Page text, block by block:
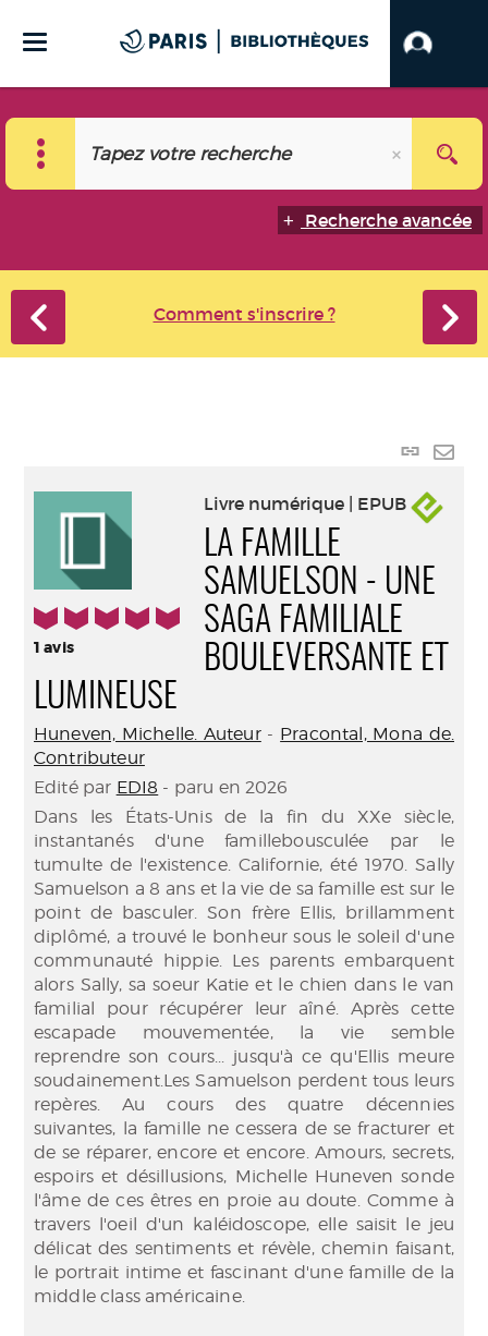
Recherche avancée
Comment s'inscrire ?
Lien
5/5
1avis
Livre numérique | EPUB
LA FAMILLE
SAMUELSON - UNE
SAGA FAMILIALE
BOULEVERSANTE ET
LUMINEUSE
Huneven, Michelle. Auteur- Pracontal, Mona de.
Contributeur
Edité par EDI8 - paru en 2026
Dans les États-Unis de la fin du XXe siècle,
instantanés d'une famillebousculée par le
tumulte de l'existence. Californie, été 1970. Sally
Samuelson a 8 ans et la vie de sa famille est sur le
point de basculer. Son frère Ellis, brillamment
diplômé, a trouvé le bonheur sous le soleil d'une
communauté hippie. Les parents embarquent
alors Sally, sa soeur Katie et le chien dans le van
familial pour récupérer leur aîné. Après cette
escapade mouvementée, la vie semble
reprendre son cours... jusqu'à ce qu'Ellis meure
soudainement.Les Samuelson perdent tous leurs
repères. Au cours des quatre décennies
suivantes, la famille ne cessera de se fracturer et
de se réparer, encore et encore. Amours, secrets,
espoirs et désillusions, Michelle Huneven sonde
l'âme de ces êtres en proie au doute. Comme à
travers l'oeil d'un kaléidoscope, elle saisit le jeu
délicat des sentiments et révèle, chemin faisant,
le portrait intime et fascinant d'une famille de la
middle class américaine.